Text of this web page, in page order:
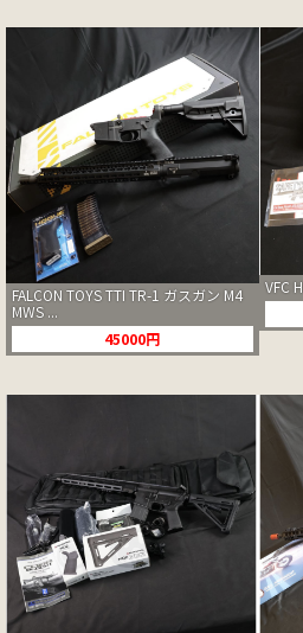
FALCON TOYS TTI TR-1 ガスガン M4
MWS ...
45000円
VFC